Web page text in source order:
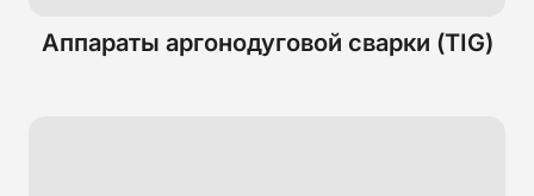
Аппараты аргонодуговой сварки (TIG)